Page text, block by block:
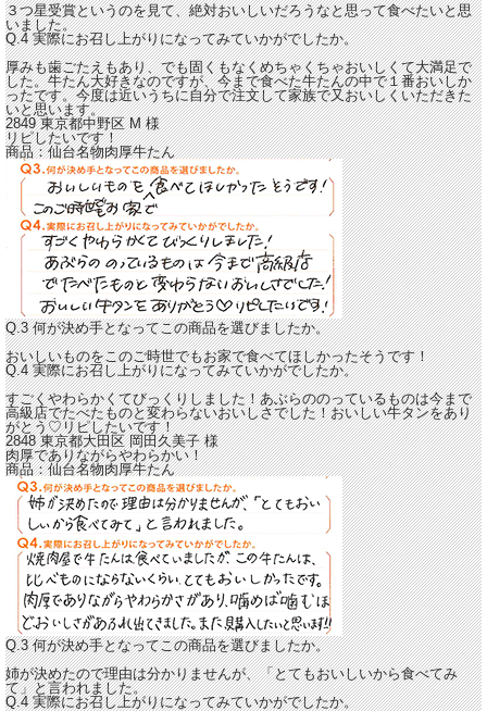
３つ星受賞というのを見て、絶対おいしいだろうなと思って食べたいと思
いました。
Q.4 実際にお召し上がりになってみていかがでしたか。
厚みも歯ごたえもあり、でも固くもなくめちゃくちゃおいしくて大満足で
した。牛たん大好きなのですが、今まで食べた牛たんの中で１番おいしか
ったです。今度は近いうちに自分で注文して家族で又おいしくいただきた
いと思います。
2849 東京都中野区M様
リピしたいです！
商品：仙台名物肉厚牛たん
Q.3 何が決め手となってこの商品を選びましたか。
おいしいものをこのご時世でもお家で食べてほしかったそうです！
Q.4 実際にお召し上がりになってみていかがでしたか。
すごくやわらかくてびっくりしました！あぶらののっているものは今まで
高級店でたべたものと変わらないおいしさでした！おいしい牛タンをあり
がとう♡リピしたいです！
2848 東京都大田区岡田久美子様
肉厚でありながらやわらかい！
商品：仙台名物肉厚牛たん
Q.3 何が決め手となってこの商品を選びましたか。
姉が決めたので理由は分かりませんが、「とてもおいしいから食べてみ
て」と言われました。
Q.4 実際にお召し上がりになってみていかがでしたか。